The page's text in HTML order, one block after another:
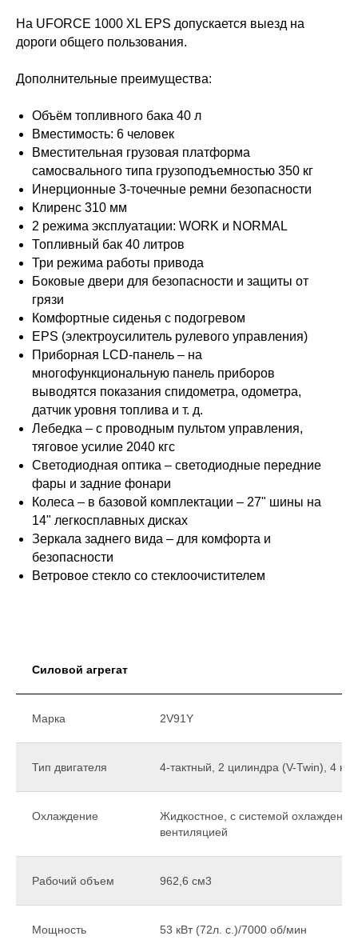
На UFORCE 1000 XL EPS допускается выезд на
дороги общего пользования.
Дополнительные преимущества:
Объём топливного бака 40 л
Вместимость: 6 человек
Вместительная грузовая платформа
самосвального типа грузоподъемностью 350 кг
Инерционные 3-точечные ремни безопасности
Клиренс 310 мм
2 режима эксплуатации: WORK и NORMAL
Топливный бак 40 литров
Три режима работы привода
Боковые двери для безопасности и защиты от
грязи
Комфортные сиденья с подогревом
EPS (электроусилитель рулевого управления)
Приборная LCD-панель – на
многофункциональную панель приборов
выводятся показания спидометра, одометра,
датчик уровня топлива и т. д.
Лебедка – с проводным пультом управления,
тяговое усилие 2040 кгс
Светодиодная оптика – светодиодные передние
фары и задние фонари
Колеса – в базовой комплектации – 27" шины на
14" легкосплавных дисках
Зеркала заднего вида – для комфорта и
безопасности
Ветровое стекло со стеклоочистителем
Силовой агрегат
Марка 2V91Y
Тип двигателя 4-тактный, 2 цилиндра (V-Twin), 4
Охлаждение
Жидкостное, с системой
вентиляцией
Рабочий объем 962,6 см3
Мощность 53 кВт (72л. с.)/7000 об/мин